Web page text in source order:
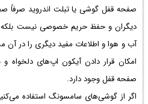
صفحه قفل گوشی یا تبلت اندروید صرفاً
دیگران و حفظ حریم خصوصی نیست بلکه
آب و هوا و اطلاعات مفید دیگری را در
امکان قرار دادن آیکون اپ‌های
صفحه قفل وجود دارد.
اگر از گوشی‌های سامسونگ استفاده